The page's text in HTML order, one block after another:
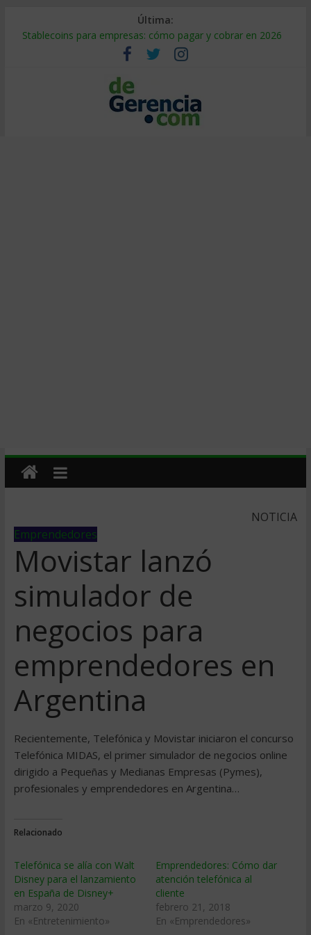
Última:
Stablecoins para empresas: cómo pagar y cobrar en 2026
Despido silencioso: qué es y por qué sale tan caro
IA en selección de personal: cómo auditarla a tiempo
Trabajo forzoso en la cadena de suministro: qué hacer
Mercado hispano de EE. UU.: cómo segmentarlo y venderle
NOTICIA
Emprendedores
Movistar lanzó
simulador de
negocios para
emprendedores en
Argentina
Recientemente, Telefónica y Movistar iniciaron el concurso
Telefónica MIDAS, el primer simulador de negocios online
dirigido a Pequeñas y Medianas Empresas (Pymes),
profesionales y emprendedores en Argentina…
Relacionado
Telefónica se alía con Walt
Disney para el lanzamiento
en España de Disney+
marzo 9, 2020
En «Entretenimiento»
Emprendedores: Cómo dar
atención telefónica al
cliente
febrero 21, 2018
En «Emprendedores»